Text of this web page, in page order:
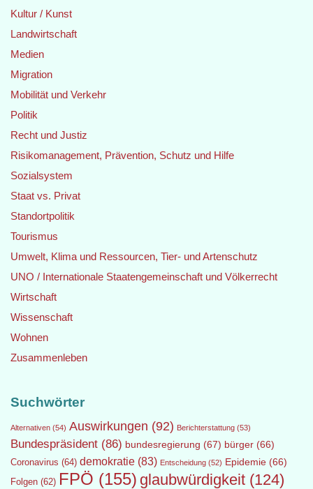
Kultur / Kunst
Landwirtschaft
Medien
Migration
Mobilität und Verkehr
Politik
Recht und Justiz
Risikomanagement, Prävention, Schutz und Hilfe
Sozialsystem
Staat vs. Privat
Standortpolitik
Tourismus
Umwelt, Klima und Ressourcen, Tier- und Artenschutz
UNO / Internationale Staatengemeinschaft und Völkerrecht
Wirtschaft
Wissenschaft
Wohnen
Zusammenleben
Suchwörter
Alternativen (54) Auswirkungen (92) Berichterstattung (53)
Bundespräsident (86) bundesregierung (67) bürger (66)
Coronavirus (64) demokratie (83) Entscheidung (52) Epidemie (66)
Folgen (62) FPÖ (155) glaubwürdigkeit (124)